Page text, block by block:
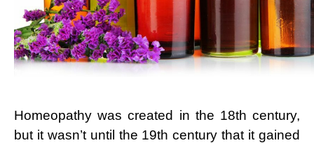
Homeopathy was created in the 18th century,
but it wasn’t until the 19th century that it gained